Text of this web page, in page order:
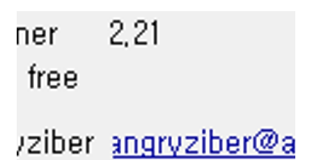
좀 하고자 살펴보았는데 칼라잉크가 없어서 출력이 불가
했다. 흑백 잉크통은 차 있으나 칼라 잉크통에 색깔별로
있는 복합기이다. 흑백잉크로 모두 채워서 쓰고 버릴까도
생각을 해 봤지만... 아직까지 못버리고 있다. 그러면 잉크
가 있어서 스캐너 기능도..